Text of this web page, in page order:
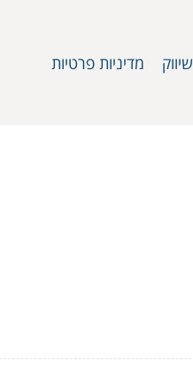
שיווק מדיניות פרטיות